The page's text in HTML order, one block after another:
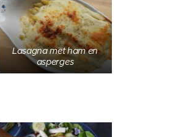
Lasagna met ham en
asperges